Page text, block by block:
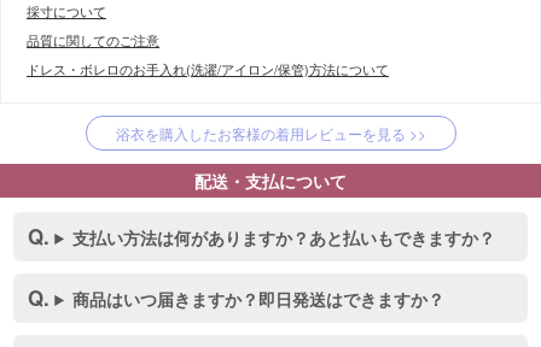
採寸について
品質に関してのご注意
ドレス・ボレロのお手入れ(洗濯/アイロン/保管)方法について
浴衣を購入したお客様の着用レビューを見る >>
配送・支払について
支払い方法は何がありますか？あと払いもできますか？
商品はいつ届きますか？即日発送はできますか？